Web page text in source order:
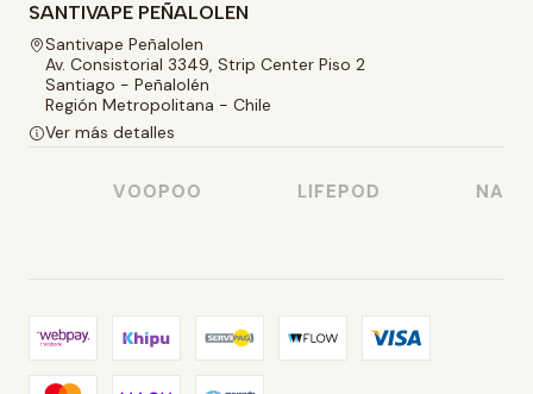
SANTIVAPE PEÑALOLEN
Santivape Peñalolen
Av. Consistorial 3349, Strip Center Piso 2
Santiago - Peñalolén
Región Metropolitana - Chile
Ver más detalles
VOOPOO LIFEPOD